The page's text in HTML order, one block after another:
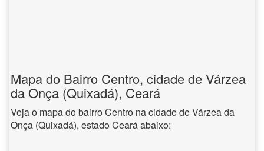
Mapa do Bairro Centro, cidade de Várzea
da Onça (Quixadá), Ceará
Veja o mapa do bairro Centro na cidade de Várzea da
Onça (Quixadá), estado Ceará abaixo: